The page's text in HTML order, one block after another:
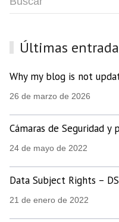
Últimas
Why my blog is not
26 de marzo de 2026
Cámaras de Seguridad y
24 de mayo de 2022
Data Subject Rights –
21 de enero de 2022